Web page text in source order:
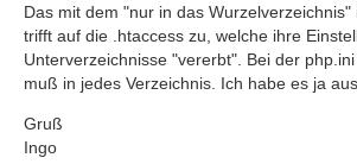
Das mit dem "nur in das
trifft auf die .htaccess zu, welche ihre
Unterverzeichnisse "vererbt". Bei der
muß in jedes Verzeichnis. Ich habe es ja
Gruß
Ingo